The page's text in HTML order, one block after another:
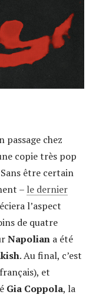
chez
copie très pop
être certain
– le dernier
l’aspect
de quatre
Napolian a été
. Au final, c’est
et
Gia Coppola, la